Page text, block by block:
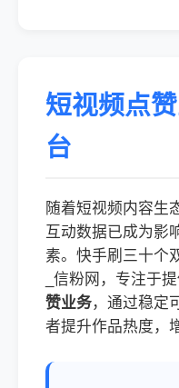
短视频点
台
随着短视频内容生
互动数据已成为影
素。快手刷三十个
_信粉网，专注于
赞业务，通过稳定
者提升作品热度，